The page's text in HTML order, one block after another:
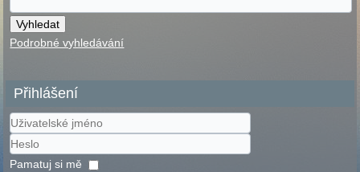
Podrobné vyhledávání
Přihlášení
Uživatelské
jméno
Heslo
Pamatuj si mě